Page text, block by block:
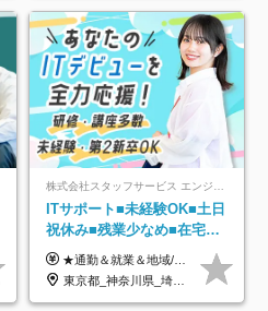
ITサポート■未経験OK■土日
祝休み■残業少なめ■在宅実
績あり■約900種類のスキル
アップ講座あり■全国募集
★通勤＆就業＆地域/住宅＆役職手当あり ★残業代は全額支給 ★選べる給与制度あり！ ■東京・神奈川・千葉・埼玉勤務の場合 月給24.5万円～55万円＋諸手当 （残業代は全額支給） (20,000円の地域/住宅手当込み) ■愛知・京都・大阪・兵庫勤務の場合 月給24万円以上＋諸手当 （残業代は全額支給） (15,000円の地域/住宅手当込み) ■茨城・栃木・群馬・静岡・三重・滋賀・広島・福岡勤務の場合 月給23.5万円以上＋諸手当 （残業代は全額支給） (10,000円の地域/住宅手当込み) ■北海道・宮城・山梨・長野・岐阜・奈良・和歌山・岡山勤務の場合 月給23万円以上＋諸手当 （残業代は全額支給） (5,000円の地域/住宅手当込み) ■その他のエリア勤務の場合 月給22.5万円以上＋諸手当 （残業代は全額支給） ※経験や能力を考慮し、当社規定により優遇します 【昇給：年一回実施】 【選べる給与制度】 ★収入を重視する方に… 「変動型人事制度」の選択も可能（派遣先からの評価に応じて収入アップ！） ※年2回のタイミングで希望者と面談の上決定します。
東京都_神奈川県_埼玉県_千葉県_大阪府_愛知県_北海道_岩手県_宮城県_山形県_福島県_茨城県_栃木県_群馬県_山梨県_長野県_富山県_石川県_静岡県_岐阜県_三重県_兵庫県_京都府_滋賀県_奈良県_広島県_岡山県_山口県_愛媛県_福岡県_熊本県_長崎県